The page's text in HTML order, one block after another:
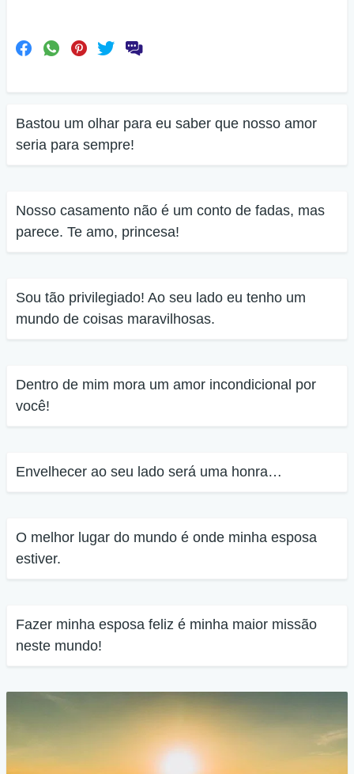
Bastou um olhar para eu saber que nosso amor
seria para sempre!
Nosso casamento não é um conto de fadas, mas
parece. Te amo, princesa!
Sou tão privilegiado! Ao seu lado eu tenho um
mundo de coisas maravilhosas.
Dentro de mim mora um amor incondicional por
você!
Envelhecer ao seu lado será uma honra…
O melhor lugar do mundo é onde minha esposa
estiver.
Fazer minha esposa feliz é minha maior missão
neste mundo!